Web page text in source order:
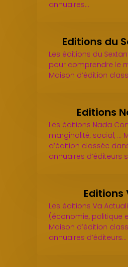
annuaires…
Editions du
Les éditions du
pour comprendre le
Maison d’édition
Editions
Les éditions Nada
marginalité, social, ...
d’édition classée
annuaires d’éditeurs
Editions
Les éditions Va
(économie, politique
Maison d’édition
annuaires d’éditeurs…